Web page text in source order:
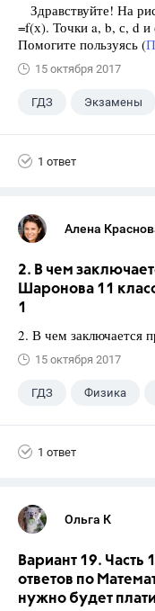
Здравствуйте! На
=f(х). Точки a, b, с, d и
Помогите пользуясь (
15 октября 2017
ГДЗ Экзамены
1 ответ
Алена
2. В чем
Шаронова 11
1
2. В чем заключается
15 октября 2017
ГДЗ Физика
1 ответ
Ольга К
Вариант 19. Часть
ответов по
нужно будет